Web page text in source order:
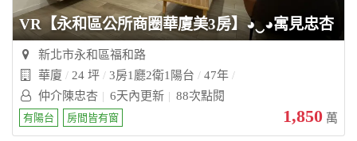
VR【永和區公所商圈華廈美3房】◕‿◕寓見忠杏
新北市永和區福和路
華廈
24 坪 3房1廳2衛1陽台
47年
仲介陳忠杏
6天內更新 88次點閱
有陽台 房間皆有窗 1,850 萬